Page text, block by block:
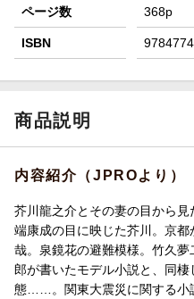
ページ数 368p
ISBN
商品説明
内容紹介（JPROより）
芥川龍之介とその妻の目から見
端康成の目に映じた芥川。京
哉。泉鏡花の避難模様。竹久
郎が書いたモデル小説と、同
態……。関東大震災に関する小